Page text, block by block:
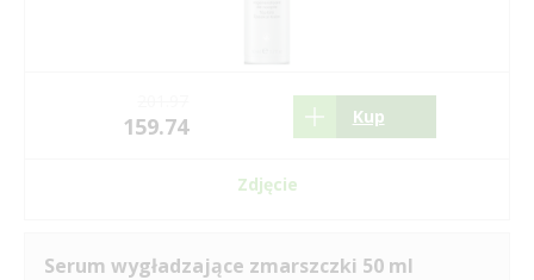
159.74 Kup
Zdjęcie
Serum wygładzające zmarszczki 50 ml